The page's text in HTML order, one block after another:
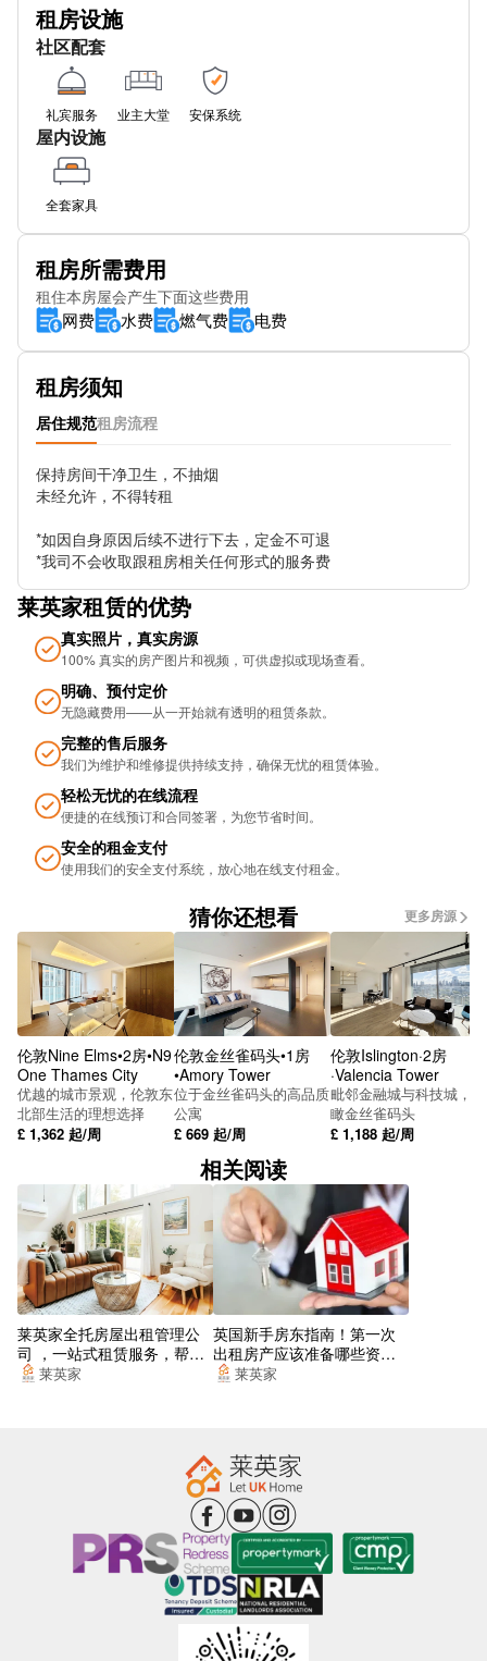
Bromsgrove St Stop Ps2
Bexhill Grove
Metro-Corporation Street
New St Station (Stop Ns3)
Art Gallery Stop Es1
Mowbray St
Barford St
Lee Crescent
Church St Stop Es2
Colmore Row (Stop Sh1)
Great Charles St (Stop Nh2)
Newhall St (Stop Gc3)
Metro-Library
Bellevue
Carrs Lane Stop Bs16
Bishop St
Barrow Walk
Metro Bull Street
Metro Snow Hill
International Convention Centre Stop Pc7
SUBWAY
SUBWAY
Lionel Street (Stop Nh3)
Birmingham Snow Hill Station Car Park
The Square Peg Stop Bs6
Railway Bridge (Stop Gc4)
SUBWAY
Colmore Circus (Stop Sh7)
St Chad's Metro Station
Dale House Stop Bs18
租房设施
社区配套
礼宾服务 业主大堂 安保系统
屋内设施
全套家具
租房所需费用
租住本房屋会产生下面这些费用
网费 水费 燃气费 电费
租房须知
居住规范租房流程
保持房间干净卫生，不抽烟
未经允许，不得转租
*如因自身原因后续不进行下去，定金不可退
*我司不会收取跟租房相关任何形式的服务费
莱英家租赁的优势
真实照片，真实房源
100% 真实的房产图片和视频，可供虚拟或现场查看。
明确、预付定价
无隐藏费用——从一开始就有透明的租赁条款。
完整的售后服务
我们为维护和维修提供持续支持，确保无忧的租​​赁体验。
轻松无忧的在线流程
便捷的在线预订和合同签署，为您节省时间。
安全的租金支付
使用我们的安全支付系统，放心地在线支付租金。
猜你还想看 更多房源
伦敦Nine Elms•2房•N9
One Thames City
优越的城市景观，伦敦东
北部生活的理想选择
£ 1,362 起/周
伦敦金丝雀码头•1房
•Amory Tower
位于金丝雀码头的高品质
公寓
£ 669 起/周
伦敦Islington·2房
·Valencia Tower
毗邻金融城与科技城，俯
瞰金丝雀码头
£ 1,188 起/周
相关阅读
莱英家全托房屋出租管理公
司 ，一站式租赁服务，帮你
找到梦想的居所
莱英家
英国新手房东指南！第一次
出租房产应该准备哪些资
料？莱英家